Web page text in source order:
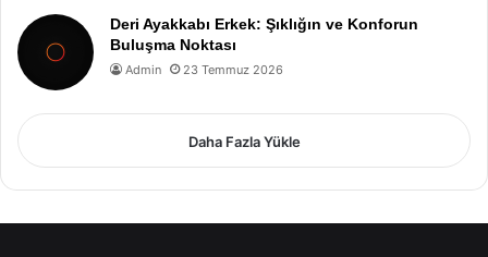
Deri Ayakkabı Erkek: Şıklığın ve Konforun
Buluşma Noktası
Admin 23 Temmuz 2026
Daha Fazla Yükle